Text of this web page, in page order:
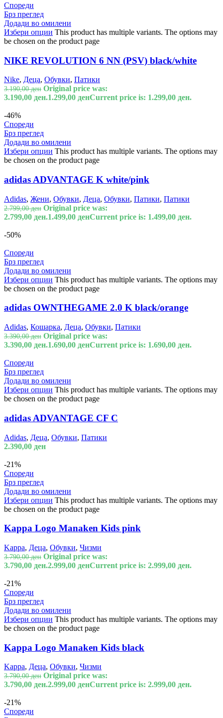
Спореди
Брз преглед
Додади во омилени
Избери опции This product has multiple variants. The options may
be chosen on the product page
NIKE REVOLUTION 6 NN (PSV) black/white
Nike, Деца, Обувки, Патики
3.190,00ден Original price was:
3.190,00 ден.1.299,00 денCurrent price is: 1.299,00 ден.
-46%
Спореди
Брз преглед
Додади во омилени
Избери опции This product has multiple variants. The options may
be chosen on the product page
adidas ADVANTAGE K white/pink
Adidas, Жени, Обувки, Деца, Обувки, Патики, Патики
2.799,00ден Original price was:
2.799,00 ден.1.499,00 денCurrent price is: 1.499,00 ден.
-50%
Спореди
Брз преглед
Додади во омилени
Избери опции This product has multiple variants. The options may
be chosen on the product page
adidas OWNTHEGAME 2.0 K black/orange
Adidas, Кошарка, Деца, Обувки, Патики
3.390,00ден Original price was:
3.390,00 ден.1.690,00 денCurrent price is: 1.690,00 ден.
Спореди
Брз преглед
Додади во омилени
Избери опции This product has multiple variants. The options may
be chosen on the product page
adidas ADVANTAGE CF C
Adidas, Деца, Обувки, Патики
2.390,00 ден
-21%
Спореди
Брз преглед
Додади во омилени
Избери опции This product has multiple variants. The options may
be chosen on the product page
Kappa Logo Manaken Kids pink
Kappa, Деца, Обувки, Чизми
3.790,00ден Original price was:
3.790,00 ден.2.999,00 денCurrent price is: 2.999,00 ден.
-21%
Спореди
Брз преглед
Додади во омилени
Избери опции This product has multiple variants. The options may
be chosen on the product page
Kappa Logo Manaken Kids black
Kappa, Деца, Обувки, Чизми
3.790,00ден Original price was:
3.790,00 ден.2.999,00 денCurrent price is: 2.999,00 ден.
-21%
Спореди